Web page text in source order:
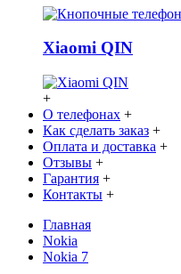
Xiaomi QIN
+
О телефонах +
Как сделать заказ +
Оплата и доставка +
Отзывы +
Гарантия +
Контакты +
Главная
Nokia
Nokia 7